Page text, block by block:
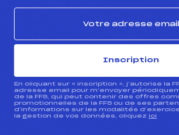
Inscription
En cliquant sur « inscription », j’autorise la
adresse email pour m’envoyer
de la FFS, qui peut contenir des offres
promotionnelles de la FFS ou de ses
d’informations sur les modalités
la gestion de vos données, cliquez ici